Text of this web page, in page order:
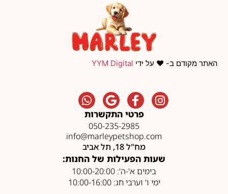
האתר מקודם ב- ❤️ על ידי YYM Digital
פרטי התקשרות
050-235-2985
info@marleypetshop.com
מח"ל 18, תל אביב
שעות הפעילות של החנות:
בימים א'-ה': 10:00-20:00
ימי ו' וערבי חג: 10:00-16:00